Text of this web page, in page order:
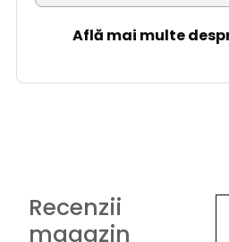
Află mai multe
Recenzii
magazin